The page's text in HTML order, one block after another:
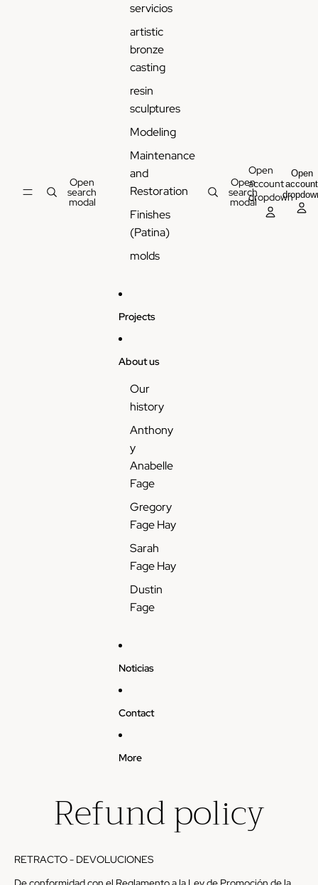
Open
search
modal
servicios
artistic
bronze
casting
resin
sculptures
Modeling
Maintenance
and
Restoration
Finishes
(Patina)
molds
Projects
About us
Our
history
Anthony
y
Anabelle
Fage
Gregory
Fage Hay
Sarah
Fage Hay
Dustin
Fage
Noticias
Contact
More
Open
search
modal
Open
account
dropdown
Open
account
Refund policy
RETRACTO - DEVOLUCIONES